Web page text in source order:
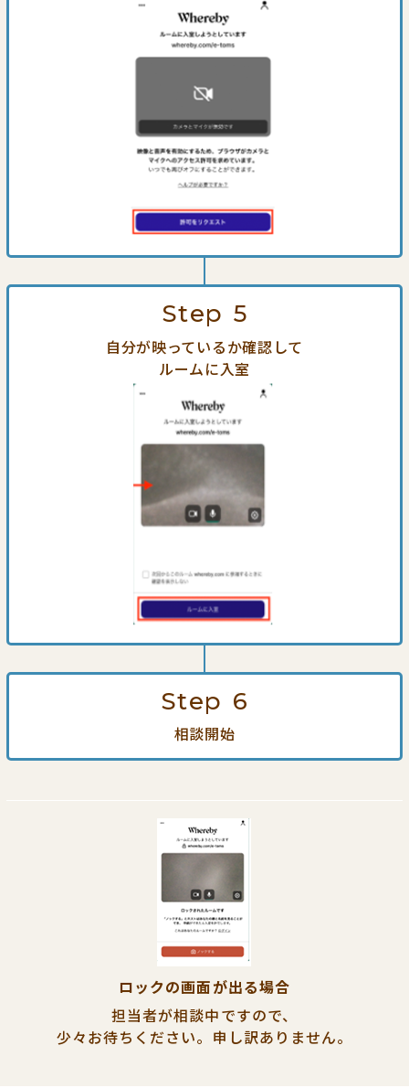
Step 5
自分が映っているか確認して
ルームに入室
Step 6
相談開始
ロックの画面が出る場合
担当者が相談中ですので、
少々お待ちください。 申し訳ありません。